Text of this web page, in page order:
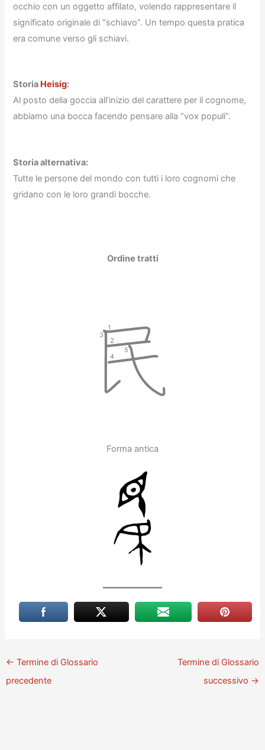
occhio con un oggetto affilato, volendo rappresentare il
significato originale di “schiavo”. Un tempo questa pratica
era comune verso gli schiavi.
Storia Heisig:
Al posto della goccia all’inizio del carattere per il cognome,
abbiamo una bocca facendo pensare alla “vox populi”.
Storia alternativa:
Tutte le persone del mondo con tutti i loro cognomi che
gridano con le loro grandi bocche.
Ordine tratti
民
Forma antica
← Termine di Glossario
precedente
Termine di Glossario
successivo →